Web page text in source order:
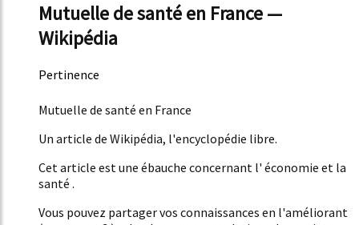
Mutuelle de santé en France —
Wikipédia
Pertinence
Mutuelle de santé en France
Un article de Wikipédia, l'encyclopédie libre.
Cet article est une ébauche concernant l' économie et la
santé .
Vous pouvez partager vos connaissances en l'améliorant